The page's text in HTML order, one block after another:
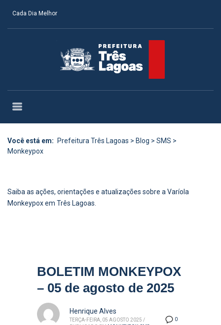
Cada Dia Melhor
Você está em: Prefeitura Três Lagoas > Blog > SMS >
Monkeypox
Saiba as ações, orientações e atualizações sobre a Varíola
Monkeypox em Três Lagoas.
BOLETIM MONKEYPOX
– 05 de agosto de 2025
0
Henrique Alves
TERÇA-FEIRA, 05 AGOSTO 2025 /